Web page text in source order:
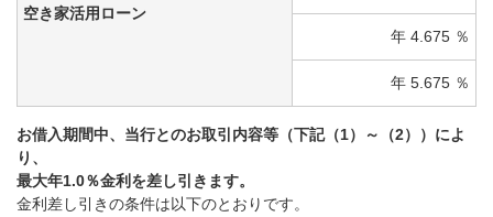
空き家活用ローン
年 4.675 ％
年 5.675 ％
お借入期間中、当行とのお取引内容等（下記（1）～（2））によ
り、
最大年1.0％金利を差し引きます。
金利差し引きの条件は以下のとおりです。